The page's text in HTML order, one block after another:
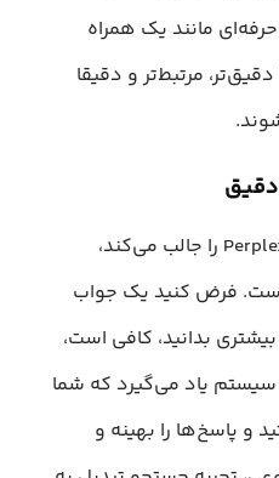
مانند یک همراه
مرتبط‌تر و دقیقا
یکی از ویژگی‌هایی که Perplexity را جالب می‌کند،
فرض کنید یک جواب
بدانید، کافی است،
سیستم یاد می‌گیرد که شما
و پاسخ‌ها را بهینه و